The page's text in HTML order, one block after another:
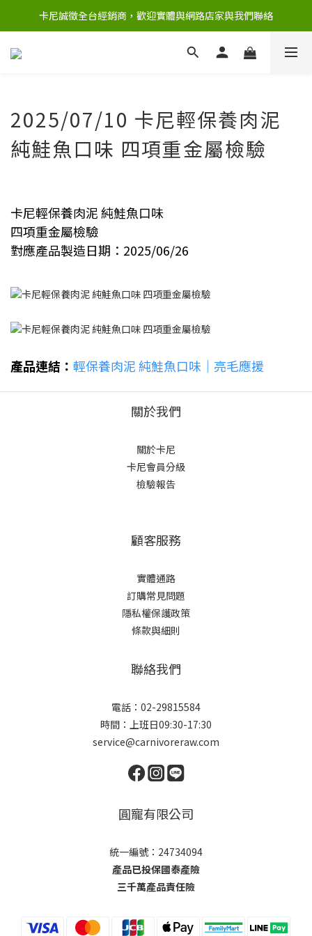
卡尼誠徵全台經銷商，歡迎實體與網路店家與我們聯絡
2025/07/10 卡尼輕保養肉泥
純鮭魚口味 四項重金屬檢驗
卡尼輕保養肉泥 純鮭魚口味
四項重金屬檢驗
對應產品製造日期：2025/06/26
產品連結： 輕保養肉泥 純鮭魚口味｜亮毛應援
關於我們
關於卡尼
卡尼會員分級
檢驗報告
顧客服務
實體通路
訂購常見問題
隱私權保護政策
條款與細則
聯絡我們
電話：02-29815584
時間：上班日09:30-17:30
service@carnivoreraw.com
圓寵有限公司
統一編號：24734094
產品已投保國泰產險
三千萬產品責任險